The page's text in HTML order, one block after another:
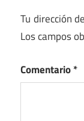
Tu dirección
Los campos
Comentario*